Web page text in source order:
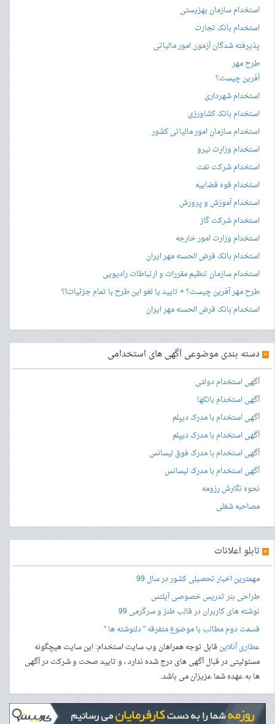
استخدام سازمان بهزیستی
استخدام بانک تجارت
پذیرفته شدگان آزمون امور مالیاتی
طرح مهر
آفرین چیست؟
استخدام شهرداری
استخدام بانک کشاورزی
استخدام سازمان امور مالیاتی کشور
استخدام وزارت نیرو
استخدام شرکت نفت
استخدام قوه قضاییه
استخدام آموزش و پرورش
استخدام شرکت گاز
استخدام وزارت امور خارجه
استخدام بانک قرض الحسنه مهر ایران
استخدام سازمان تنظیم مقررات و ارتباطات رادیویی
طرح مهر آفرین چیست؟ + تایید یا لغو این طرح با تمام جزئیات!؟
استخدام بانک قرض الحسنه مهر ایران
» دسته بندی موضوعی آگهی های استخدامی
آگهی استخدام دولتی
آگهی استخدام بانکها
آگهی استخدام با مدرک دیپلم
آگهی استخدام با مدرک دیپلم
آگهی استخدام با مدرک فوق لیسانس
آگهی استخدام با مدرک لیسانس
نحوه نگارش رزومه
مصاحبه شغلی
» تابلو اعلانات
مهمترین اخبار تحصیلی کشور در سال 99
طراحی بنرتدریس خصوصی آیلتس
نوشته های کاربران در قالب طنز و سرگرمی 99
قسمت دوم مطالب با موضوع متفرقه " دلنوشته ها "
عطاری آنلاینقابل توجه همراهان وب سایت استخدام: این سایت هیچگونه
مسئولیتی در قبال آگهی های درج شده ندارد ، و تایید صحت و شرکت در آگهی
ها به عهده شما عزیزان می باشد.